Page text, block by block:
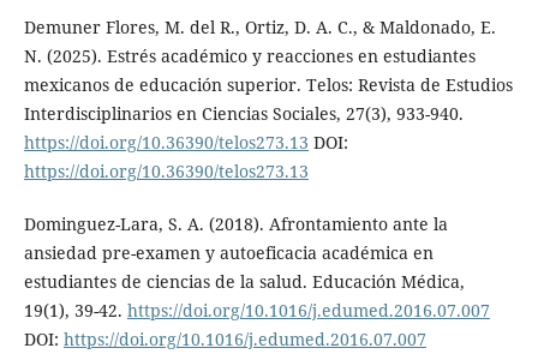
Demuner Flores, M. del R., Ortiz, D. A. C., & Maldonado, E.
N. (2025). Estrés académico y reacciones en estudiantes
mexicanos de educación superior. Telos: Revista de Estudios
Interdisciplinarios en Ciencias Sociales, 27(3), 933-940.
https://doi.org/10.36390/telos273.13 DOI:
https://doi.org/10.36390/telos273.13
Dominguez-Lara, S. A. (2018). Afrontamiento ante la
ansiedad pre-examen y autoeficacia académica en
estudiantes de ciencias de la salud. Educación Médica,
19(1), 39-42. https://doi.org/10.1016/j.edumed.2016.07.007
DOI: https://doi.org/10.1016/j.edumed.2016.07.007